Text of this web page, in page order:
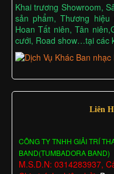
Khai trương Showroom,
sản phẩm, Thương
Hoan Tất niên, Tân
cưới, Road show…tại
Liên
CÔNG TY TNHH GIẢI TRÍ
BAND(TUMBADORA BAND)
M.S.D.N: 0314283937,